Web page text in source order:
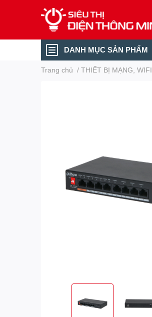
DANH MỤC SẢN PHẨM
Trang chủ / THIẾT BỊ MẠNG, WIFI